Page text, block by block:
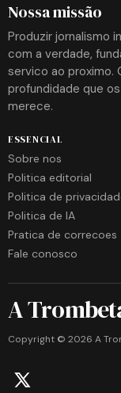
Nossa missão
Produzir jornalismo
com a verdade,
servico ao proximo.
profundidade que
merece.
ESSENCIAL
Sobre nos
Politica editorial
Politica de
Politica de IA
Pratica de correcoes
Fale conosco
A
Copyright © 2026 A